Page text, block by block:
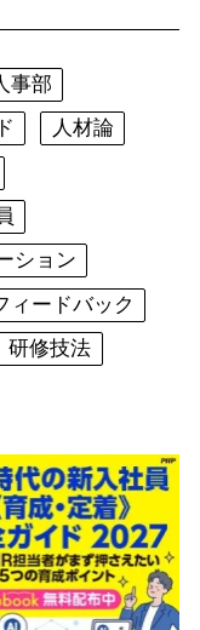
事部
人材論
ション
ィードバック
研修技法